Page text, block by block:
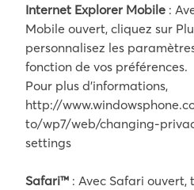
Internet Explorer Mobile :
Mobile ouvert, cliquez sur
personnalisez les
fonction de vos préférences.
Pour plus d’informations,
http://
to/wp7/web/changing-
settings
Safari™ : Avec Safari ouvert,